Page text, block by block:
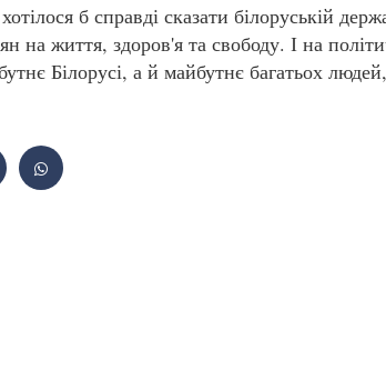
б справді сказати білоруській
на життя, здоров'я та свободу. І на
Білорусі, а й майбутнє багатьох